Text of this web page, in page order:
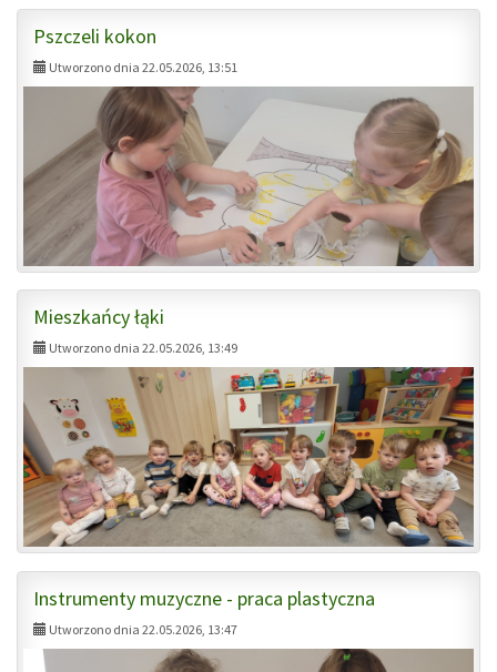
Pszczeli kokon
Utworzono dnia 22.05.2026, 13:51
Mieszkańcy łąki
Utworzono dnia 22.05.2026, 13:49
Instrumenty muzyczne - praca plastyczna
Utworzono dnia 22.05.2026, 13:47